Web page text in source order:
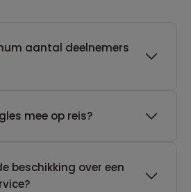
aantal deelnemers
mee op reis?
beschikking over een